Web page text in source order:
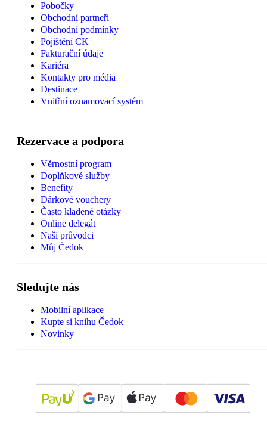
Pobočky
Obchodní partneři
Obchodní podmínky
Pojištění CK
Fakturační údaje
Kariéra
Kontakty pro média
Destinace
Vnitřní oznamovací systém
Rezervace a podpora
Věrnostní program
Doplňkové služby
Benefity
Dárkové vouchery
Často kladené otázky
Online delegát
Naši průvodci
Můj Čedok
Sledujte nás
Mobilní aplikace
Kupte si knihu Čedok
Novinky